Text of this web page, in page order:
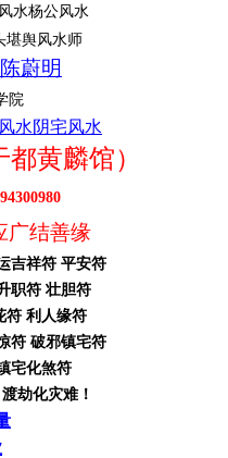
水杨公风水
堪舆风水师
陈蔚明
院
水阴宅风水
黄麟馆）
广结善缘
吉祥符 平安符
职符 壮胆符
符 利人缘符
符 破邪镇宅符
宅化煞符
劫化灾难！